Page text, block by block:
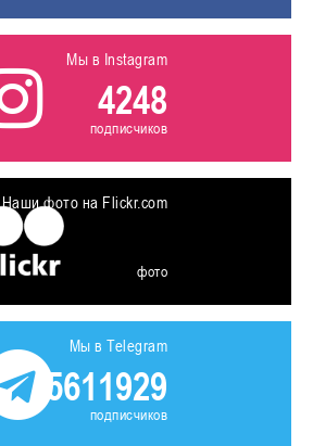
Мы в Instagram
4248
подписчиков
Наши фото на Flickr.com
фото
Мы в Telegram
5611929
подписчиков